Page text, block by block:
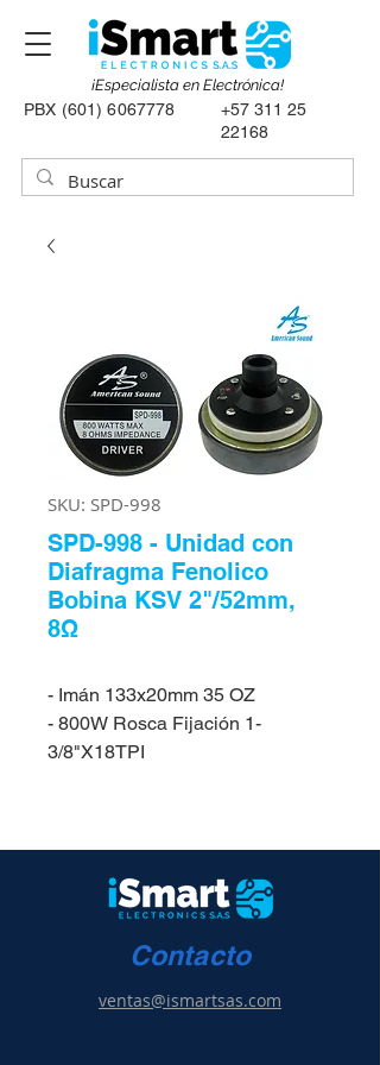
PBX (601) 6067778
+57 311 25
22168
¡Especialista en Electrónica!
SKU: SPD-998
SPD-998 - Unidad con
Diafragma Fenolico
Bobina KSV 2"/52mm,
8Ω
- Imán 133x20mm 35 OZ
- 800W Rosca Fijación 1-
3/8"X18TPI
Contacto
ventas@ismartsas.com